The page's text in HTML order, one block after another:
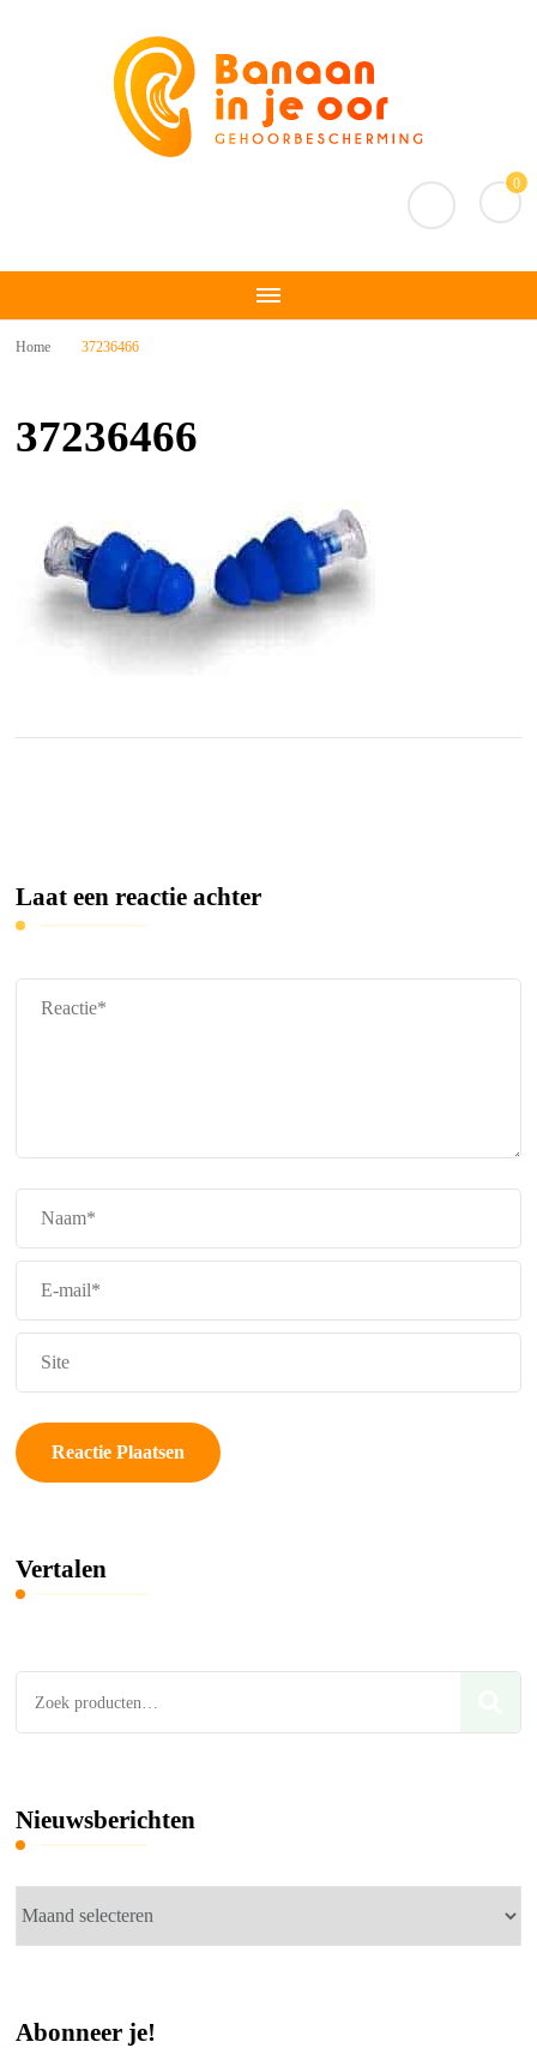
0
Home 37236466
37236466
Laat een reactie achter
Vertalen
Nieuwsberichten
Abonneer je!